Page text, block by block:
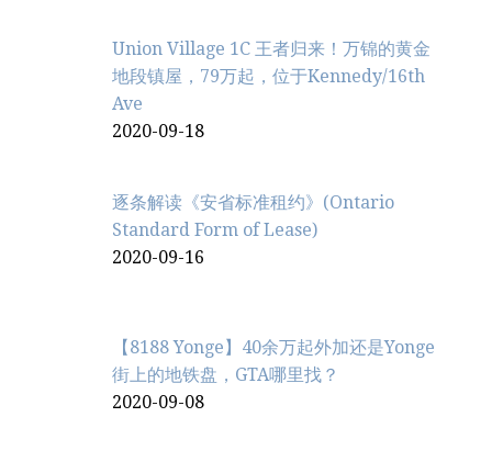
Union Village 1C 王者归来！万锦的黄金
地段镇屋，79万起，位于Kennedy/16th
Ave
2020-09-18
逐条解读《安省标准租约》(Ontario
Standard Form of Lease)
2020-09-16
【8188 Yonge】40余万起外加还是Yonge
街上的地铁盘，GTA哪里找？
2020-09-08